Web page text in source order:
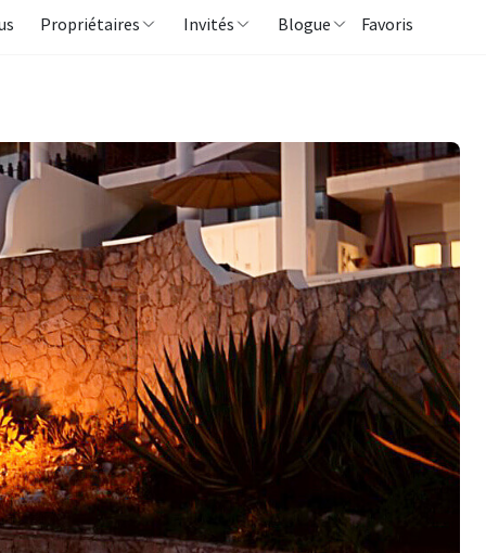
Propriétaires Invités Blogue Favoris